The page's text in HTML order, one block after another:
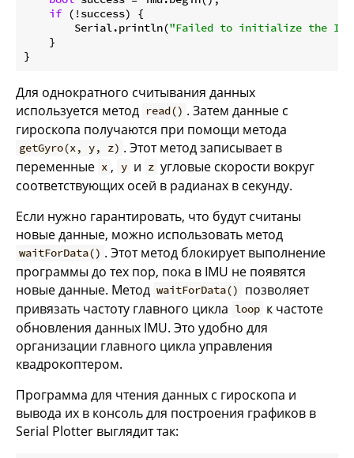
if (!success) {
        Serial.println(
"Failed to initialize the
    }
Для однократного считывания данных
используется метод read() . Затем данные с
гироскопа получаются при помощи метода
getGyro(x, y, z) . Этот метод записывает в
переменные x , y и z угловые скорости вокруг
соответствующих осей в радианах в секунду.
Если нужно гарантировать, что будут считаны
новые данные, можно использовать метод
waitForData() . Этот метод блокирует выполнение
программы до тех пор, пока в IMU не появятся
новые данные. Метод waitForData()
позволяет
привязать частоту главного цикла loop к частоте
обновления данных IMU. Это удобно для
организации главного цикла управления
квадрокоптером.
Программа для чтения данных с гироскопа и
вывода их в консоль для построения графиков в
Serial Plotter выглядит так: